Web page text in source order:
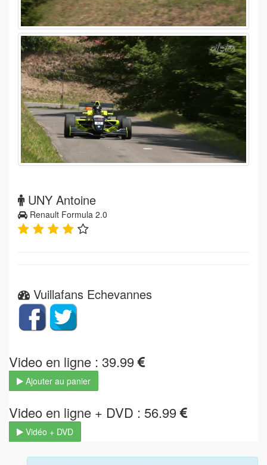
UNY Antoine
Renault Formula 2.0
Vuillafans Echevannes
Video en ligne : 39.99
Ajouter au panier
Video en ligne + DVD : 56.99
Vidéo + DVD